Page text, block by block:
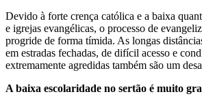
Devido à forte crença católica e a baixa
e igrejas evangélicas, o processo de
progride de forma tímida. As longas
em estradas fechadas, de difícil acesso e
extremamente agredidas também são um
A baixa escolaridade no sertão é muito